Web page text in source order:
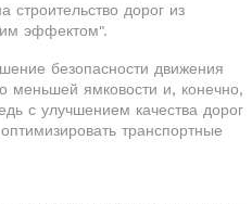
дорог из
эффектом".
безопасности движения
меньшей ямковости и, конечно,
с улучшением качества дорог
транспортные